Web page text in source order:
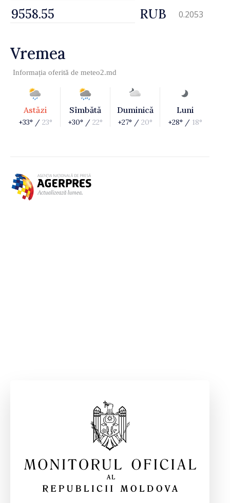
RUB 0.2053
Vremea
Informația oferită de meteo2.md
Astăzi
+33° / 23°
Sîmbătă
+30° / 22°
Duminică
+27° / 20°
Luni
+28° / 18°